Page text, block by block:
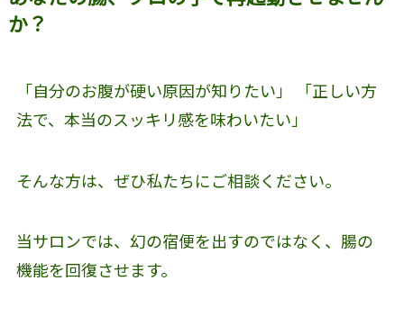
か？
「自分のお腹が硬い原因が知りたい」 「正しい方
法で、本当のスッキリ感を味わいたい」
そんな方は、ぜひ私たちにご相談ください。
当サロンでは、幻の宿便を出すのではなく、腸の
機能を回復させます。